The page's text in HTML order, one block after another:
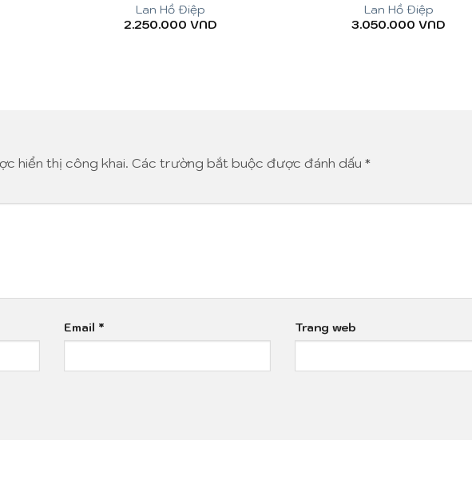
Lan Hồ Điệp
2.250.000 VND
Lan Hồ Điệp
3.050.000 VND
hiển thị công khai. Các trường bắt buộc được đánh dấu *
Email * Trang web